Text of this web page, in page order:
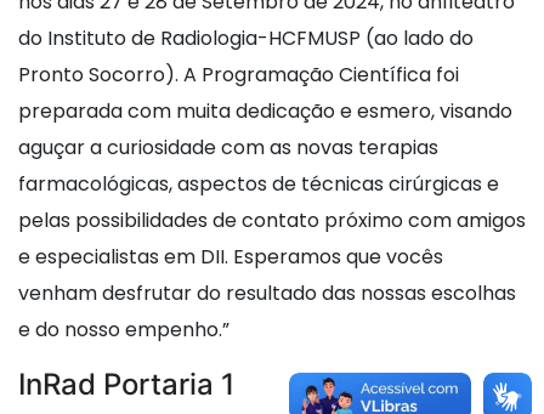
do Instituto de Radiologia-HCFMUSP (ao lado do
Pronto Socorro). A Programação Científica foi
preparada com muita dedicação e esmero, visando
aguçar a curiosidade com as novas terapias
farmacológicas, aspectos de técnicas cirúrgicas e
pelas possibilidades de contato próximo com amigos
e especialistas em DII. Esperamos que vocês
venham desfrutar do resultado das nossas escolhas
e do nosso empenho.”
InRad Portaria 1